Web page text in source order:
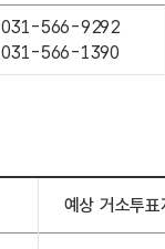
031-566-9292
031-566-1390
예상 거소투표